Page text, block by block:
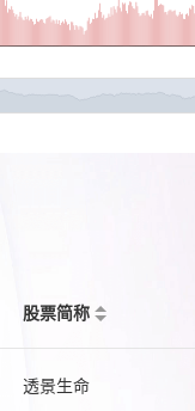
股票简称
透景生命